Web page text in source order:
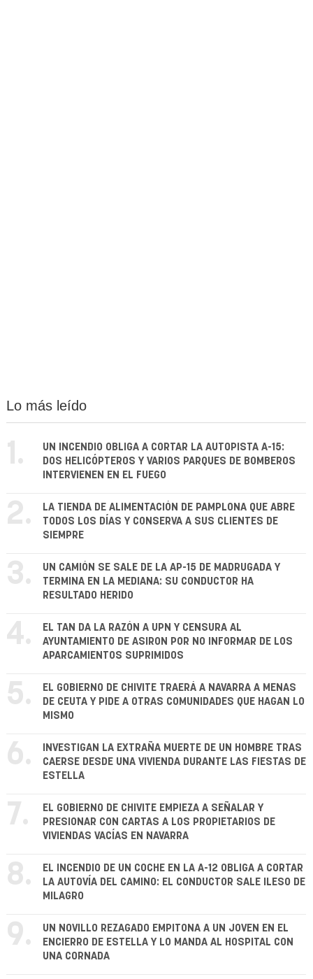
Lo más leído
1.
UN INCENDIO OBLIGA A CORTAR LA AUTOPISTA A-15:
DOS HELICÓPTEROS Y VARIOS PARQUES DE BOMBEROS
INTERVIENEN EN EL FUEGO
2.
LA TIENDA DE ALIMENTACIÓN DE PAMPLONA QUE ABRE
TODOS LOS DÍAS Y CONSERVA A SUS CLIENTES DE
SIEMPRE
3.
UN CAMIÓN SE SALE DE LA AP-15 DE MADRUGADA Y
TERMINA EN LA MEDIANA: SU CONDUCTOR HA
RESULTADO HERIDO
4.
EL TAN DA LA RAZÓN A UPN Y CENSURA AL
AYUNTAMIENTO DE ASIRON POR NO INFORMAR DE LOS
APARCAMIENTOS SUPRIMIDOS
5.
EL GOBIERNO DE CHIVITE TRAERÁ A NAVARRA A MENAS
DE CEUTA Y PIDE A OTRAS COMUNIDADES QUE HAGAN LO
MISMO
6.
INVESTIGAN LA EXTRAÑA MUERTE DE UN HOMBRE TRAS
CAERSE DESDE UNA VIVIENDA DURANTE LAS FIESTAS DE
ESTELLA
7.
EL GOBIERNO DE CHIVITE EMPIEZA A SEÑALAR Y
PRESIONAR CON CARTAS A LOS PROPIETARIOS DE
VIVIENDAS VACÍAS EN NAVARRA
8.
EL INCENDIO DE UN COCHE EN LA A-12 OBLIGA A CORTAR
LA AUTOVÍA DEL CAMINO: EL CONDUCTOR SALE ILESO DE
MILAGRO
9.
UN NOVILLO REZAGADO EMPITONA A UN JOVEN EN EL
ENCIERRO DE ESTELLA Y LO MANDA AL HOSPITAL CON
UNA CORNADA